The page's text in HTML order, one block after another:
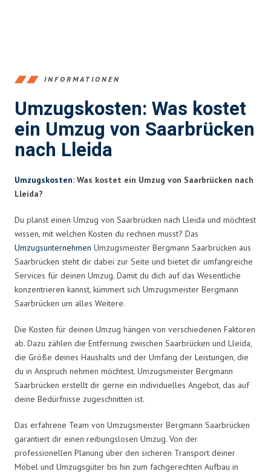
INFORMATIONEN
Umzugskosten: Was kostet
ein Umzug von Saarbrücken
nach Lleida
Umzugskosten: Was kostet ein Umzug von Saarbrücken nach
Lleida?
Du planst einen Umzug von Saarbrücken nach Lleida und möchtest
wissen, mit welchen Kosten du rechnen musst? Das
Umzugsunternehmen Umzugsmeister Bergmann Saarbrücken aus
Saarbrücken steht dir dabei zur Seite und bietet dir umfangreiche
Services für deinen Umzug. Damit du dich auf das Wesentliche
konzentrieren kannst, kümmert sich Umzugsmeister Bergmann
Saarbrücken um alles Weitere.
Die Kosten für deinen Umzug hängen von verschiedenen Faktoren
ab. Dazu zählen die Entfernung zwischen Saarbrücken und Lleida,
die Größe deines Haushalts und der Umfang der Leistungen, die
du in Anspruch nehmen möchtest. Umzugsmeister Bergmann
Saarbrücken erstellt dir gerne ein individuelles Angebot, das auf
deine Bedürfnisse zugeschnitten ist.
Das erfahrene Team von Umzugsmeister Bergmann Saarbrücken
garantiert dir einen reibungslosen Umzug. Von der
professionellen Planung über den sicheren Transport deiner
Möbel und Umzugsgüter bis hin zum fachgerechten Aufbau in